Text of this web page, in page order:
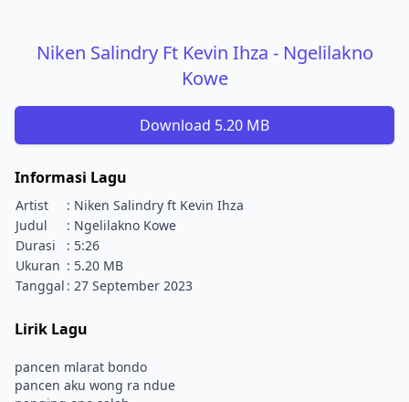
Niken Salindry Ft Kevin Ihza - Ngelilakno
Kowe
Download 5.20 MB
Informasi Lagu
Artist
: Niken Salindry ft Kevin Ihza
Judul
: Ngelilakno Kowe
Durasi
: 5:26
Ukuran : 5.20 MB
Tanggal : 27 September 2023
Lirik Lagu
pancen mlarat bondo
pancen aku wong ra ndue